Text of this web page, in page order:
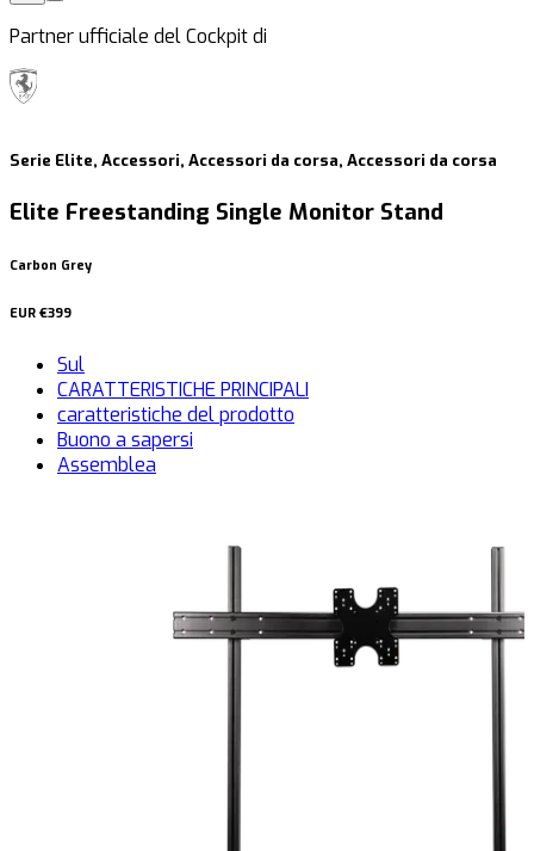
Partner ufficiale del Cockpit di
Serie Elite, Accessori, Accessori da corsa, Accessori da corsa
Elite Freestanding Single Monitor Stand
Carbon Grey
EUR €399
Sul
CARATTERISTICHE PRINCIPALI
caratteristiche del prodotto
Buono a sapersi
Assemblea